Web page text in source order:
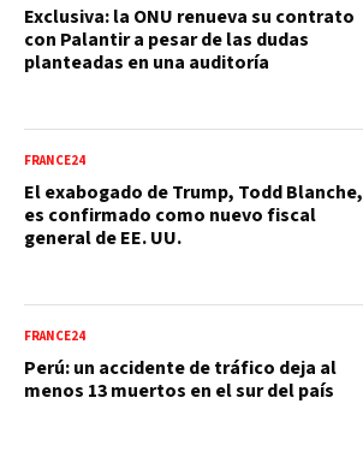
Exclusiva: la ONU renueva su contrato
con Palantir a pesar de las dudas
planteadas en una auditoría
FRANCE24
El exabogado de Trump, Todd Blanche,
es confirmado como nuevo fiscal
general de EE. UU.
FRANCE24
Perú: un accidente de tráfico deja al
menos 13 muertos en el sur del país